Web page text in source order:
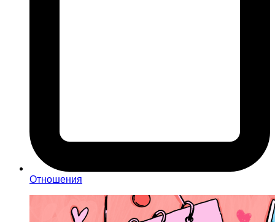
Отношения